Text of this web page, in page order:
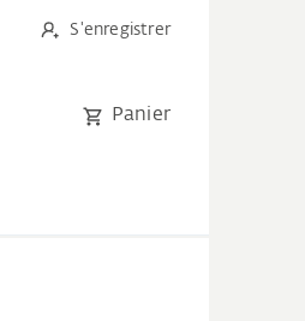
S'enregistrer
Panier